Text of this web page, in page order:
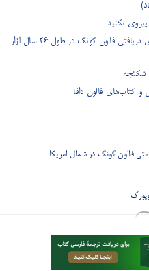
نکنید
- اعلامیه‌ها، نامه‌های حمایت‌آمیز و قطعنامه‌های دریافتی فالون گونگ در طول ۲۶ سال آزار
کتاب‌های فالون دافا